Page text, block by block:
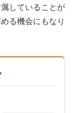
していることが
る機会にもなり